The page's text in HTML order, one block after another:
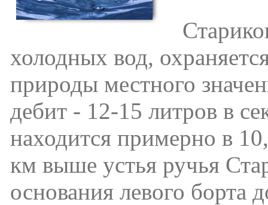
холодных вод,
природы местного
дебит - 12-15 литров в
находится примерно в
км выше устья ручья
основания левого